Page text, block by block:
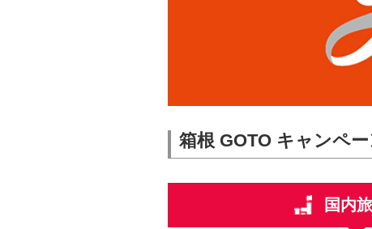
箱根 GOTO キャンペー
国内